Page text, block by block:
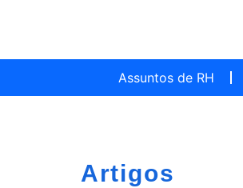
Assuntos de RH
Artigos